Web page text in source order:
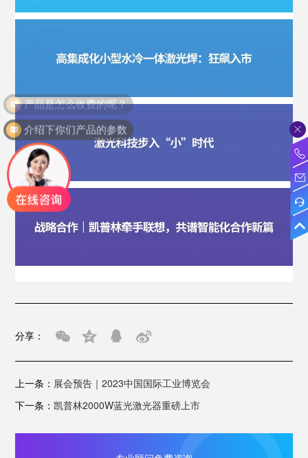
分享：
上一条： 展会预告｜2023中国国际工业博览会
下一条：凯普林2000W蓝光激光器重磅上市
产品是怎么收费的呢？
介绍下你们产品的参数